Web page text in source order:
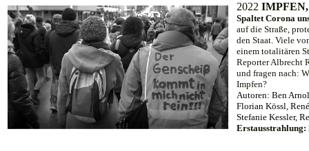
2022
Spaltet Corona
auf die Straße,
den Staat. Viele
einem totalitären
Reporter Albrecht
und fragen nach:
Impfen?
Autoren: Ben
Florian Kössl,
Stefanie Kessler,
Erstausstrahlung: